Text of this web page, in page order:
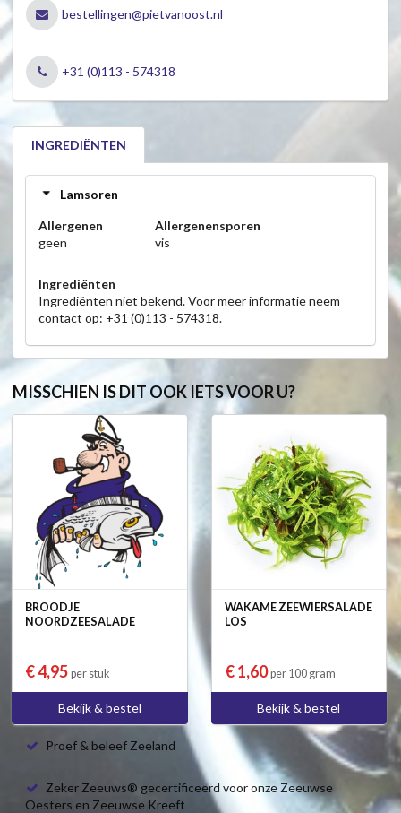
bestellingen@pietvanoost.nl
+31 (0)113 - 574318
INGREDIËNTEN
Lamsoren
Allergenen
geen
Allergenensporen
vis
Ingrediënten
Ingrediënten niet bekend. Voor meer informatie neem
contact op: +31 (0)113 - 574318.
MISSCHIEN IS DIT OOK IETS VOOR U?
BROODJE
NOORDZEESALADE
€ 4,95 per stuk
Bekijk & bestel
WAKAME ZEEWIERSALADE
LOS
€ 1,60per 100 gram
Bekijk & bestel
Proef & beleef Zeeland
Zeker Zeeuws® gecertificeerd voor onze Zeeuwse
Oesters en Zeeuwse Kreeft